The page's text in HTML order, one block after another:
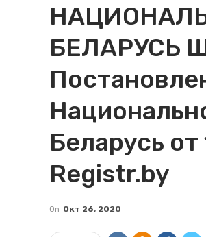
БЕЛАРУСЬ
Беларусь
Registr.by
On Окт 26, 2020